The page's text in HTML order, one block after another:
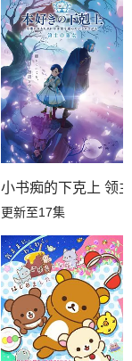
第02集
小书痴的下克上 领
更新至17集